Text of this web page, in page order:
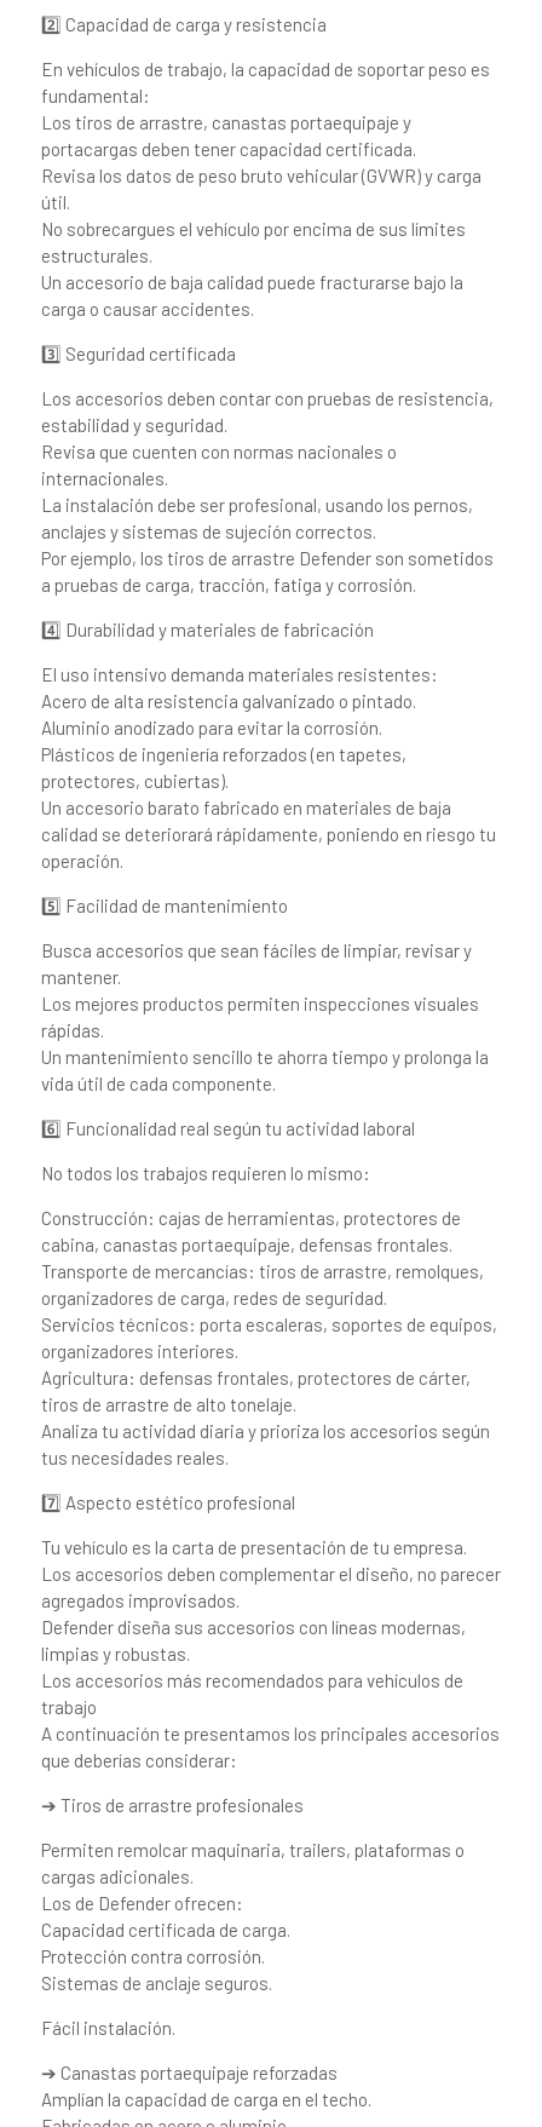
2️⃣ Capacidad de carga y resistencia
En vehículos de trabajo, la capacidad de soportar peso es
fundamental:
Los tiros de arrastre, canastas portaequipaje y
portacargas deben tener capacidad certificada.
Revisa los datos de peso bruto vehicular (GVWR) y carga
útil.
No sobrecargues el vehículo por encima de sus límites
estructurales.
Un accesorio de baja calidad puede fracturarse bajo la
carga o causar accidentes.
3️⃣ Seguridad certificada
Los accesorios deben contar con pruebas de resistencia,
estabilidad y seguridad.
Revisa que cuenten con normas nacionales o
internacionales.
La instalación debe ser profesional, usando los pernos,
anclajes y sistemas de sujeción correctos.
Por ejemplo, los tiros de arrastre Defender son sometidos
a pruebas de carga, tracción, fatiga y corrosión.
4️⃣ Durabilidad y materiales de fabricación
El uso intensivo demanda materiales resistentes:
Acero de alta resistencia galvanizado o pintado.
Aluminio anodizado para evitar la corrosión.
Plásticos de ingeniería reforzados (en tapetes,
protectores, cubiertas).
Un accesorio barato fabricado en materiales de baja
calidad se deteriorará rápidamente, poniendo en riesgo tu
operación.
5️⃣ Facilidad de mantenimiento
Busca accesorios que sean fáciles de limpiar, revisar y
mantener.
Los mejores productos permiten inspecciones visuales
rápidas.
Un mantenimiento sencillo te ahorra tiempo y prolonga la
vida útil de cada componente.
6️⃣ Funcionalidad real según tu actividad laboral
No todos los trabajos requieren lo mismo:
Construcción: cajas de herramientas, protectores de
cabina, canastas portaequipaje, defensas frontales.
Transporte de mercancías: tiros de arrastre, remolques,
organizadores de carga, redes de seguridad.
Servicios técnicos: porta escaleras, soportes de equipos,
organizadores interiores.
Agricultura: defensas frontales, protectores de cárter,
tiros de arrastre de alto tonelaje.
Analiza tu actividad diaria y prioriza los accesorios según
tus necesidades reales.
7️⃣ Aspecto estético profesional
Tu vehículo es la carta de presentación de tu empresa.
Los accesorios deben complementar el diseño, no parecer
agregados improvisados.
Defender diseña sus accesorios con líneas modernas,
limpias y robustas.
Los accesorios más recomendados para vehículos de
trabajo
A continuación te presentamos los principales accesorios
que deberías considerar:
➔ Tiros de arrastre profesionales
Permiten remolcar maquinaria, trailers, plataformas o
cargas adicionales.
Los de Defender ofrecen:
Capacidad certificada de carga.
Protección contra corrosión.
Sistemas de anclaje seguros.
Fácil instalación.
➔ Canastas portaequipaje reforzadas
Amplían la capacidad de carga en el techo.